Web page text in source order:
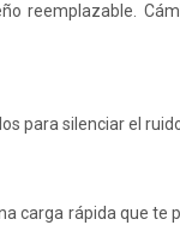
reemplazable.
para silenciar el
carga rápida que te